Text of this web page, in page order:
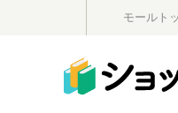
モールト